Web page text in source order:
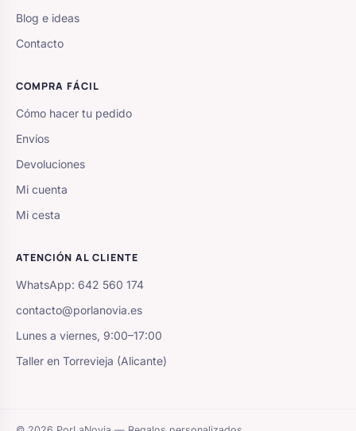
Blog e ideas
Contacto
COMPRA FÁCIL
Cómo hacer tu pedido
Envíos
Devoluciones
Mi cuenta
Mi cesta
ATENCIÓN AL CLIENTE
WhatsApp: 642 560 174
contacto@porlanovia.es
Lunes a viernes, 9:00–17:00
Taller en Torrevieja (Alicante)